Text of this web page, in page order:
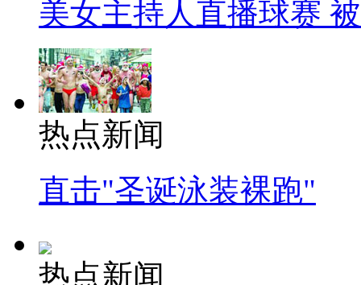
美女主持人直播球赛
热点新闻
直击"圣诞泳装裸跑"
热点新闻